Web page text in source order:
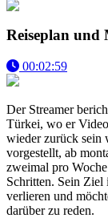
Reiseplan und
00:02:59
Der Streamer
Türkei, wo er
wieder zurück sein
vorgestellt, ab
zweimal pro
Schritten. Sein Ziel
verlieren und
darüber zu reden.